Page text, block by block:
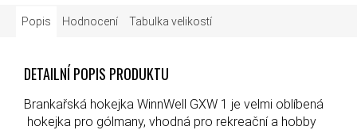
Popis Hodnocení Tabulka velikostí
DETAILNÍ POPIS PRODUKTU
Brankařská hokejka WinnWell GXW 1 je velmi oblíbená
hokejka pro gólmany, vhodná pro rekreační a hobby